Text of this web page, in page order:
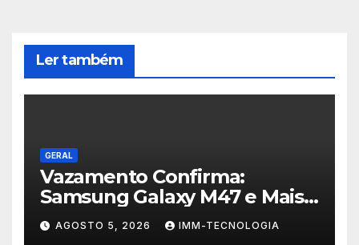
Ler também
GERAL
Vazamento Confirma:
Samsung Galaxy M47 e Mais
Dois Dispositivos a Caminho!
AGOSTO 5, 2026 IMM-TECNOLOGIA